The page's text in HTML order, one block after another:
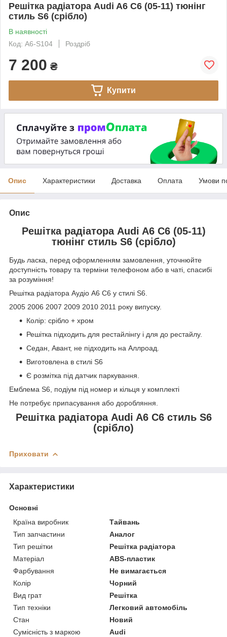
Решітка радіатора Audi A6 C6 (05-11) тюнінг
стиль S6 (срібло)
В наявності
Код: A6-S104
Роздріб
7 200 ₴
Купити
Опис Характеристики Доставка Оплата Умови
Опис
Решітка радіатора Audi A6 C6 (05-11)
тюнінг стиль S6 (срібло)
Будь ласка, перед оформленням замовлення, уточнюйте
доступність товару та терміни телефоном або в чаті, спасибі
за розуміння!
Решітка радіатора Аудіо А6 С6 у стилі S6.
2005 2006 2007 2009 2010 2011 року випуску.
Колір: срібло + хром
Решітка підходить для рестайлінгу і для до рестайлу.
Седан, Авант, не підходить на Аллроад.
Виготовлена в стилі S6
Є розмітка під датчик паркування.
Емблема S6, подіум під номер и кільця у комплекті
Не потребує припасування або доробляння.
Решітка радіатора Audi A6 C6 стиль S6
(срібло)
Приховати
Характеристики
Основні
Країна виробник
Тайвань
Тип запчастини
Аналог
Тип решітки
Решітка радіатора
Матеріал
ABS-пластик
Фарбування
Не вимагається
Колір
Чорний
Вид грат
Решітка
Тип техніки
Легковий автомобіль
Стан
Новий
Сумісність з маркою
Audi